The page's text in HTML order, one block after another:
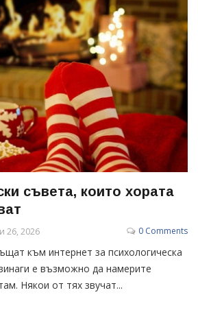
съвета, които хората
26, 2026 0 Comments
към интернет за психологическа
е възможно да намерите
Някои от тях звучат...